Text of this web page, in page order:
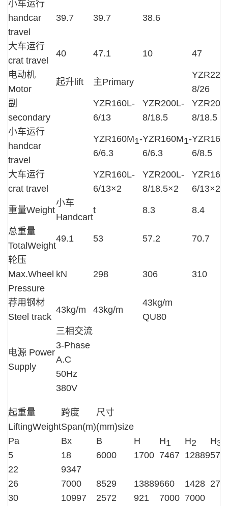
小车运行
handcar
travel
39.7 39.7 38.6
大车运行
crat travel
40 47.1 10 47
电动机
Motor
起升lift 主Primary
8/26
副
secondary
YZR160L-
6/13
YZR200L-
8/18.5
8/18.5
小车运行
handcar
travel
YZR160M1-
6/6.3
YZR160M1-
6/6.3
6/8.5
大车运行
crat travel
YZR160L-
6/13×2
YZR200L-
8/18.5×2
6/13×2
重量Weight
小车
Handcart
t 8.3 8.4
总重量
TotalWeight
49.1 53 57.2 70.7
轮压
Max.Wheel
Pressure
kN 298 306 310
荐用钢材
Steel track
43kg/m 43kg/m
43kg/m
QU80
电源 Power
Supply
三相交流
3-Phase
A.C
50Hz
380V
起重量
LiftingWeight
跨度
Span(m)
尺寸
(mm)size
Pa
Bx B H H1 H2 H3
5
18 6000 1700 7467 12889577
22
9347
26
7000 8529 13889660 1428
30
10997 2572 921 7000 7000